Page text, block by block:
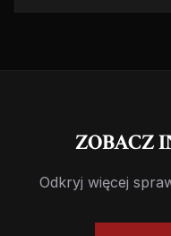
ZOBACZ
Odkryj więcej